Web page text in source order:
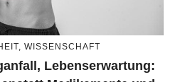
WISSENSCHAFT
Lebenserwartung: